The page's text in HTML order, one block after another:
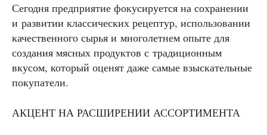
Сегодня предприятие фокусируется на сохранении
и развитии классических рецептур, использовании
качественного сырья и многолетнем опыте для
создания мясных продуктов с традиционным
вкусом, который оценят даже самые взыскательные
покупатели.
АКЦЕНТ НА РАСШИРЕНИИ АССОРТИМЕНТА